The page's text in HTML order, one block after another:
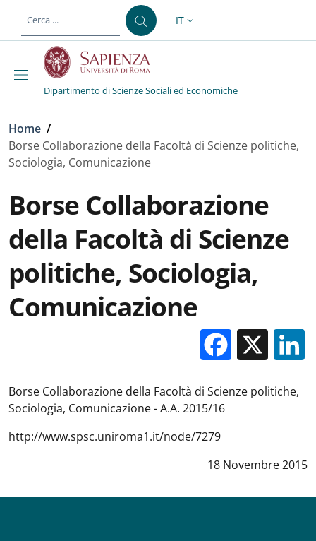
al contenuto principale
SELETTORE LINGUA:
IT
Dipartimento di Scienze Sociali ed Economiche
Briciole di pane
Home /
Borse Collaborazione della Facoltà di Scienze politiche,
Sociologia, Comunicazione
Borse Collaborazione
della Facoltà di Scienze
politiche, Sociologia,
Comunicazione
X
Borse Collaborazione della Facoltà di Scienze politiche,
Sociologia, Comunicazione - A.A. 2015/16
http://www.spsc.uniroma1.it/node/7279
Data notizia:
18 Novembre 2015